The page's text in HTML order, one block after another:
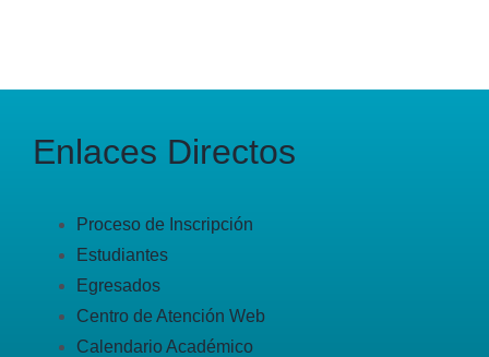
Enlaces Directos
Proceso de Inscripción
Estudiantes
Egresados
Centro de Atención Web
Calendario Académico